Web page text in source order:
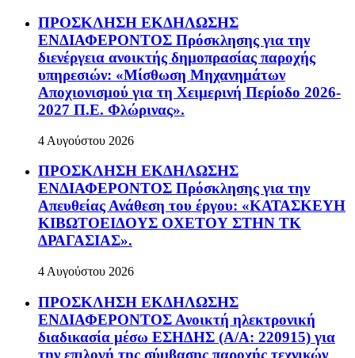
ΠΡΟΣΚΛΗΣΗ ΕΚΔΗΛΩΣΗΣ
ΕΝΔΙΑΦΕΡΟΝΤΟΣ Πρόσκλησης για την
διενέργεια ανοικτής δημοπρασίας παροχής
υπηρεσιών: «Μίσθωση Μηχανημάτων
Αποχιονισμού για τη Χειμερινή Περίοδο 2026-
2027 Π.Ε. Φλώρινας».
4 Αυγούστου 2026
ΠΡΟΣΚΛΗΣΗ ΕΚΔΗΛΩΣΗΣ
ΕΝΔΙΑΦΕΡΟΝΤΟΣ Πρόσκλησης για την
Απευθείας Ανάθεση του έργου: «ΚΑΤΑΣΚΕΥΗ
ΚΙΒΩΤΟΕΙΔΟΥΣ ΟΧΕΤΟΥ ΣΤΗΝ ΤΚ
ΔΡΑΓΑΣΙΑΣ».
4 Αυγούστου 2026
ΠΡΟΣΚΛΗΣΗ ΕΚΔΗΛΩΣΗΣ
ΕΝΔΙΑΦΕΡΟΝΤΟΣ Ανοικτή ηλεκτρονική
διαδικασία μέσω ΕΣΗΔΗΣ (Α/Α: 220915) για
την επιλογή της σύμβασης παροχής τεχνικών